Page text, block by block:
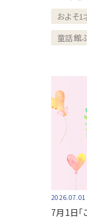
およそ1
童話館
2026.07.01
7月1日「